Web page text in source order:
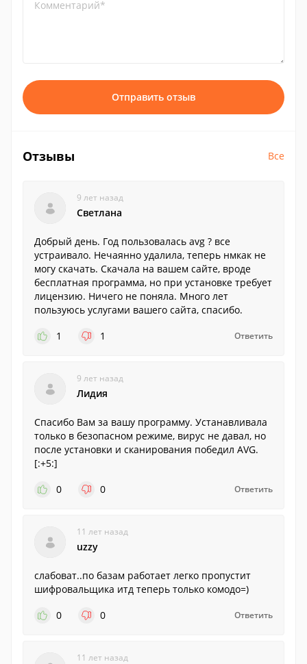
Комментарий*
Отправить отзыв
Отзывы Все
9 лет назад
Светлана
Добрый день. Год пользовалась avg ? все
устраивало. Нечаянно удалила, теперь нмкак не
могу скачать. Скачала на вашем сайте, вроде
бесплатная программа, но при установке требует
лицензию. Ничего не поняла. Много лет
пользуюсь услугами вашего сайта, спасибо.
1
1 Ответить
9 лет назад
Лидия
Спасибо Вам за вашу программу. Устанавливала
только в безопасном режиме, вирус не давал, но
после установки и сканирования победил AVG.
[:+5:]
0
0 Ответить
11 лет назад
uzzy
слабоват..по базам работает легко пропустит
шифровальщика итд теперь только комодо=)
0
0 Ответить
11 лет назад